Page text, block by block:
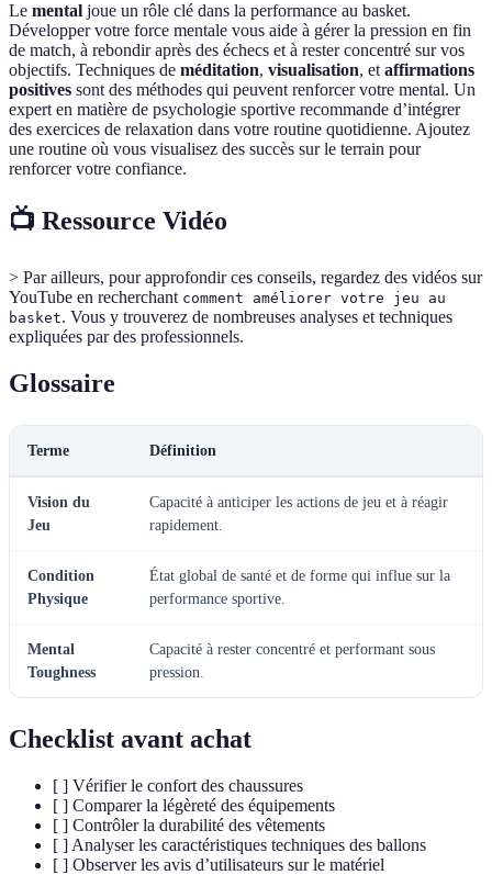
Le mental joue un rôle clé dans la performance au basket.
Développer votre force mentale vous aide à gérer la pression en fin
de match, à rebondir après des échecs et à rester concentré sur vos
objectifs. Techniques de méditation, visualisation, et affirmations
positives sont des méthodes qui peuvent renforcer votre mental. Un
expert en matière de psychologie sportive recommande d’intégrer
des exercices de relaxation dans votre routine quotidienne. Ajoutez
une routine où vous visualisez des succès sur le terrain pour
renforcer votre confiance.
📺 Ressource Vidéo
> Par ailleurs, pour approfondir ces conseils, regardez des vidéos sur
YouTube en recherchant comment améliorer votre jeu au
basket. Vous y trouverez de nombreuses analyses et techniques
expliquées par des professionnels.
Glossaire
Terme Définition
Vision du
Jeu
Capacité à anticiper les actions de jeu et à réagir
rapidement.
Condition
Physique
État global de santé et de forme qui influe sur la
performance sportive.
Mental
Toughness
Capacité à rester concentré et performant sous
pression.
Checklist avant achat
[ ] Vérifier le confort des chaussures
[ ] Comparer la légèreté des équipements
[ ] Contrôler la durabilité des vêtements
[ ] Analyser les caractéristiques techniques des ballons
[ ] Observer les avis d’utilisateurs sur le matériel